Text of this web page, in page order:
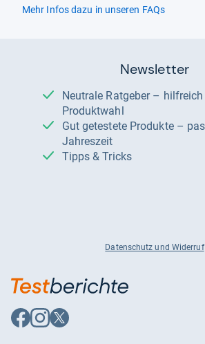
Mehr Infos dazu in unseren FAQs
Newsletter
Neutrale Ratgeber – hilfreich für Ihre
Produktwahl
Gut getestete Produkte – passend zur
Jahreszeit
Tipps & Tricks
Datenschutz und Widerruf
Auf
Facebook
Auf
Instagram
Auf
X